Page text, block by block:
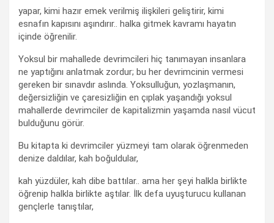
yapar, kimi hazır emek verilmiş ilişkileri geliştirir, kimi
esnafın kapısını aşındırır.. halka gitmek kavramı hayatın
içinde öğrenilir.
Yoksul bir mahallede devrimcileri hiç tanımayan insanlara
ne yaptığını anlatmak zordur; bu her devrimcinin vermesi
gereken bir sınavdır aslında. Yoksulluğun, yozlaşmanın,
değersizliğin ve çaresizliğin en çıplak yaşandığı yoksul
mahallerde devrimciler de kapitalizmin yaşamda nasıl vücut
bulduğunu görür.
Bu kitapta ki devrimciler yüzmeyi tam olarak öğrenmeden
denize daldılar, kah boğuldular,
kah yüzdüler, kah dibe battılar.. ama her şeyi halkla birlikte
öğrenip halkla birlikte aştılar. İlk defa uyuşturucu kullanan
gençlerle tanıştılar,